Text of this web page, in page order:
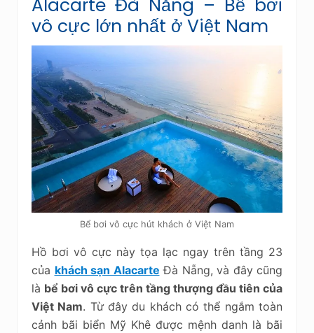
Alacarte Đà Nẵng – Bể bơi
vô cực lớn nhất ở Việt Nam
Bể bơi vô cực hút khách ở Việt Nam
Hồ bơi vô cực này tọa lạc ngay trên tầng 23
của khách sạn Alacarte Đà Nẵng, và đây cũng
là bể bơi vô cực trên tầng thượng đầu tiên của
Việt Nam. Từ đây du khách có thể ngắm toàn
cảnh bãi biển Mỹ Khê được mệnh danh là bãi